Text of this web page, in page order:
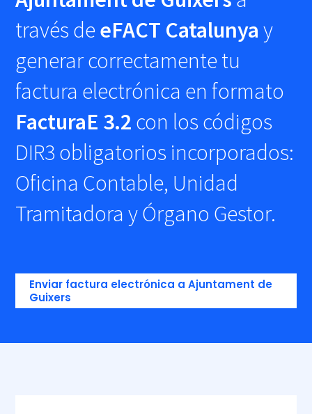
través deeFACT Catalunya y
generar correctamente tu
factura electrónica en formato
FacturaE 3.2 con los códigos
DIR3 obligatorios incorporados:
Oficina Contable, Unidad
Tramitadora y Órgano Gestor.
Enviar factura electrónica a Ajuntament de
Guixers